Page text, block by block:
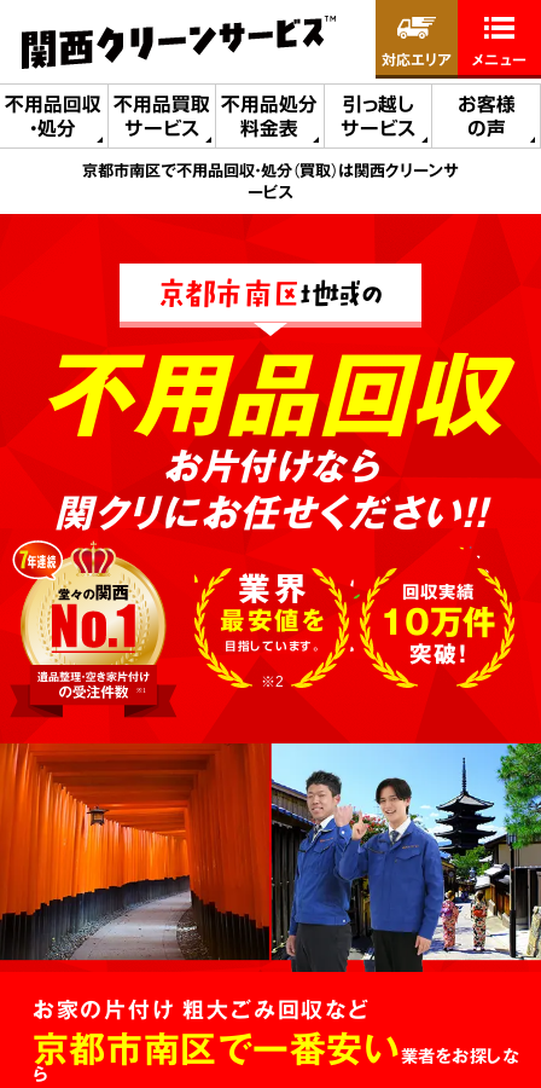
不用品回収
・処分
不用品買取
サービス
不用品処分
料金表
引っ越し
サービス
お客様
の声
対応エリア メニュー
京都市南区で不用品回収・処分（買取）は関西クリーンサ
ービス
京都市南区地域の
不用品回収
お片付けなら
関クリにお任せください!!
業界
最安値を
目指しています。
※2
回収実績
10万件
突破!
お家の片付け 粗大ごみ回収など
京都市南区で一番安い業者をお探しな
ら